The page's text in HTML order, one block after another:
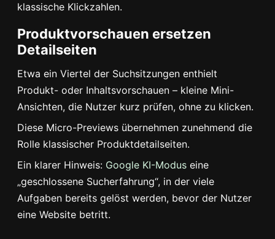
klassische Klickzahlen.
Produktvorschauen ersetzen
Detailseiten
Etwa ein Viertel der Suchsitzungen enthielt
Produkt- oder Inhaltsvorschauen – kleine Mini-
Ansichten, die Nutzer kurz prüfen, ohne zu klicken.
Diese Micro-Previews übernehmen zunehmend die
Rolle klassischer Produktdetailseiten.
Ein klarer Hinweis: Google KI-Modus eine
„geschlossene Sucherfahrung“, in der viele
Aufgaben bereits gelöst werden, bevor der Nutzer
eine Website betritt.